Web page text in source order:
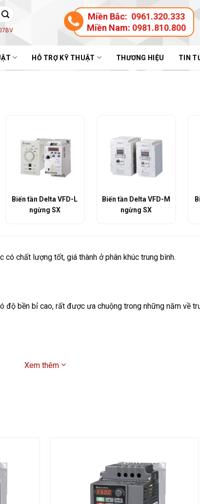
Miền Bắc: 0961.320.333
Miền Nam: 0981.810.800
HỖ TRỢ KỸ THUẬT THƯƠNG HIỆU TIN
Biến tần Delta VFD-M
ngừng SX
Biến tần Delta VFD-E
ngừng SX
chất lượng tốt, giá thành ở phân khúc trung bình.
độ bền bỉ cao, rất được ưa chuộng trong những năm về
Xem thêm